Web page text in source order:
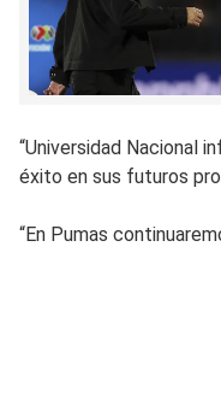
“Universidad Nacional
éxito en sus futuros
“En Pumas